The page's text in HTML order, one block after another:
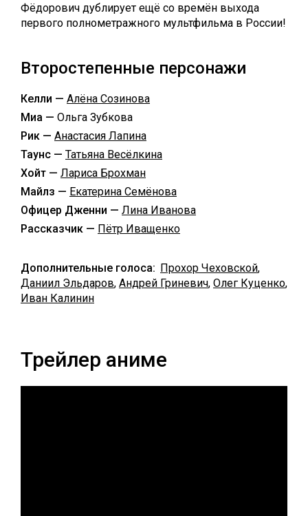
Фёдорович дублирует ещё со времён выхода
первого полнометражного мультфильма в России!
Второстепенные персонажи
Келли — Алёна Созинова
Миа — Ольга Зубкова
Рик — Анастасия Лапина
Таунс — Татьяна Весёлкина
Хойт — Лариса Брохман
Майлз — Екатерина Семёнова
Офицер Дженни — Лина Иванова
Рассказчик — Пётр Иващенко
Дополнительные голоса: Прохор Чеховской,
Даниил Эльдаров, Андрей Гриневич, Олег Куценко,
Иван Калинин
Трейлер аниме